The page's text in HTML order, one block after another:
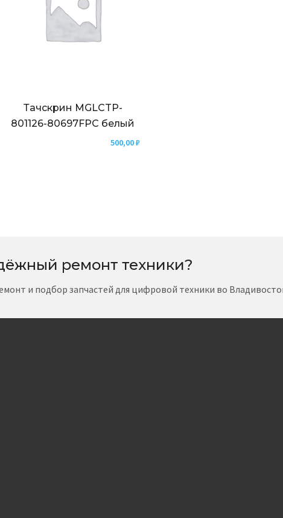
Тачскрин MGLCTP-
801126-80697FPC белый
500,00₽
ремонт техники?
и подбор запчастей для цифровой техники во